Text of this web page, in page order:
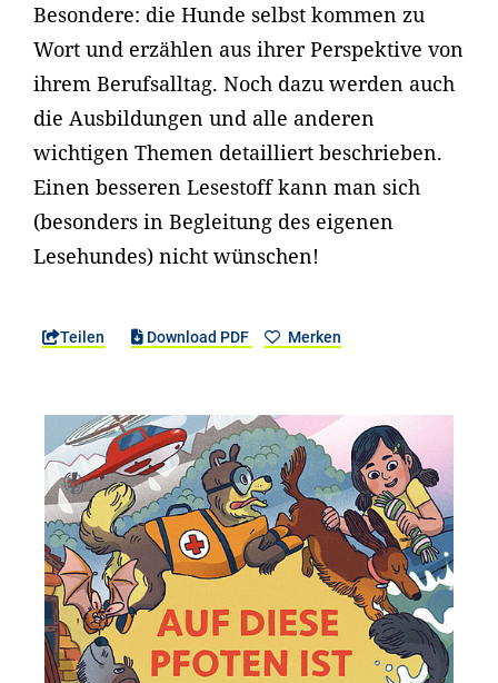
Besondere: die Hunde selbst kommen zu
Wort und erzählen aus ihrer Perspektive von
ihrem Berufsalltag. Noch dazu werden auch
die Ausbildungen und alle anderen
wichtigen Themen detailliert beschrieben.
Einen besseren Lesestoff kann man sich
(besonders in Begleitung des eigenen
Lesehundes) nicht wünschen!
Teilen Download PDF Merken